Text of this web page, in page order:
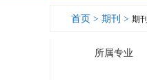
首页 > 期刊 > 期
所属专业